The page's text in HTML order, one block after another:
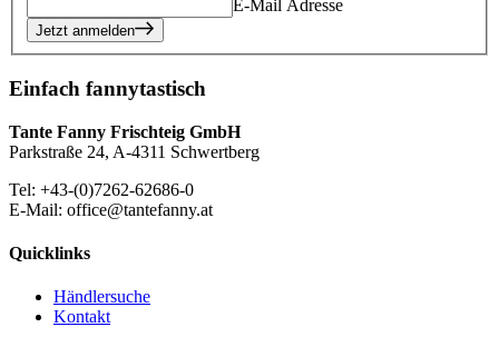
E-Mail Adresse
Jetzt anmelden
Einfach fannytastisch
Tante Fanny Frischteig GmbH
Parkstraße 24, A-4311 Schwertberg
Tel: +43-(0)7262-62686-0
E-Mail: office@tantefanny.at
Quicklinks
Händlersuche
Kontakt